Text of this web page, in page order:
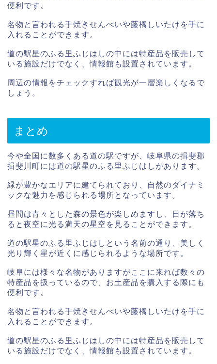
便利です。
名物と言われる手焼きせんべいや藤橋しいたけを手に
入れることができます。
道の駅星のふる里ふじはしの中には特産品を販売して
いる施設だけでなく、情報館も設置されています。
周辺の情報をチェックすれば観光が一層楽しくなるで
しょう。
まとめ
今や全国に数多くある道の駅ですが、岐阜県の揖斐郡
揖斐川町には道の駅星のふる里ふじはしがあります。
緑が豊かなエリアに建てられており、自然のダイナミ
ックな魅力を感じられる場所となっています。
昼間は青々とした森の景色が楽しめますし、日が落ち
ると夜空に光る満天の星空を見ることができます。
道の駅星のふる里ふじはしという名前の通り、美しく
光り輝く星が近くに感じられるような場所です。
岐阜には様々な名物がありますがここに来れば数々の
特産品を扱っているので、お土産品を購入する際にも
便利です。
名物と言われる手焼きせんべいや藤橋しいたけを手に
入れることができます。
道の駅星のふる里ふじはしの中には特産品を販売して
いる施設だけでなく、情報館も設置されています。